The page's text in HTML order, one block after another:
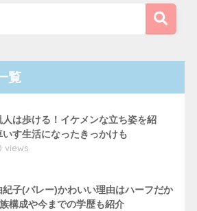
覧
人は歩ける！イケメンな立ち姿を紹
いす生活になったきっかけも
views
紀子(バレー)かわいい理由はハーフだか
構成や今までの学歴も紹介